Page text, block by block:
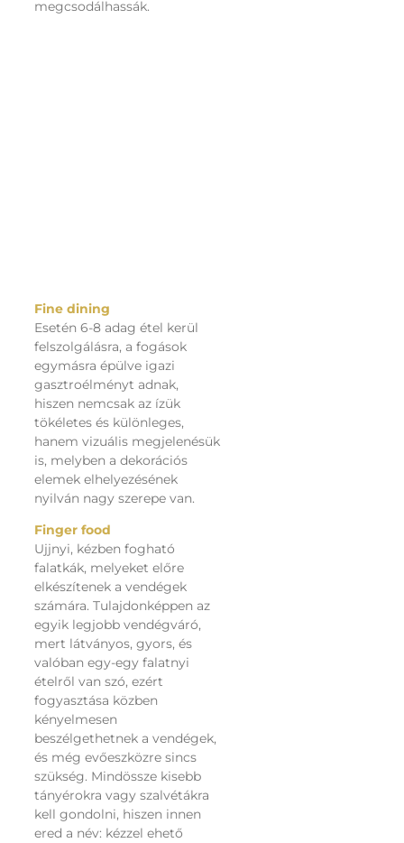
megcsodálhassák.
Fine dining
Esetén 6-8 adag étel kerül
felszolgálásra, a fogások
egymásra épülve igazi
gasztroélményt adnak,
hiszen nemcsak az ízük
tökéletes és különleges,
hanem vizuális megjelenésük
is, melyben a dekorációs
elemek elhelyezésének
nyilván nagy szerepe van.
Finger food
Ujjnyi, kézben fogható
falatkák, melyeket előre
elkészítenek a vendégek
számára. Tulajdonképpen az
egyik legjobb vendégváró,
mert látványos, gyors, és
valóban egy-egy falatnyi
ételről van szó, ezért
fogyasztása közben
kényelmesen
beszélgethetnek a vendégek,
és még evőeszközre sincs
szükség. Mindössze kisebb
tányérokra vagy szalvétákra
kell gondolni, hiszen innen
ered a név: kézzel ehető